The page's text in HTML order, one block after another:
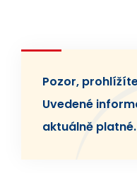
Pozor,
Uvedené
aktuálně platné.